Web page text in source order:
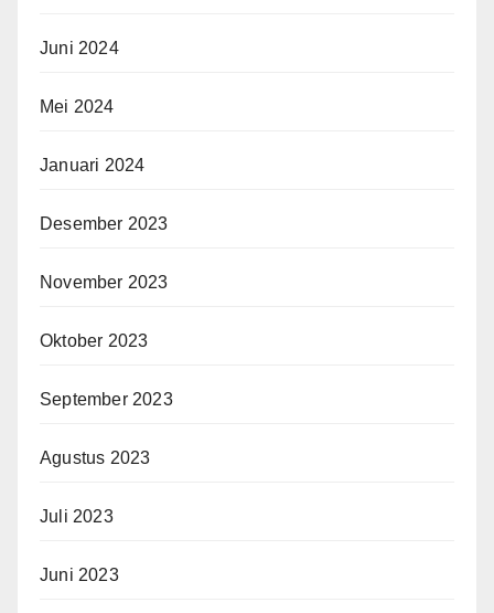
Juni 2024
Mei 2024
Januari 2024
Desember 2023
November 2023
Oktober 2023
September 2023
Agustus 2023
Juli 2023
Juni 2023